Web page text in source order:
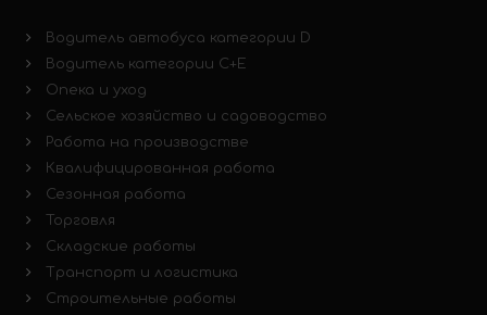
Водитель автобуса категории D
Водитель категории C+E
Опека и уход
Сельское хозяйство и садоводство
Работа на производстве
Квалифицированная работа
Сезонная работа
Торговля
Складские работы
Транспорт и логистика
Строительные работы